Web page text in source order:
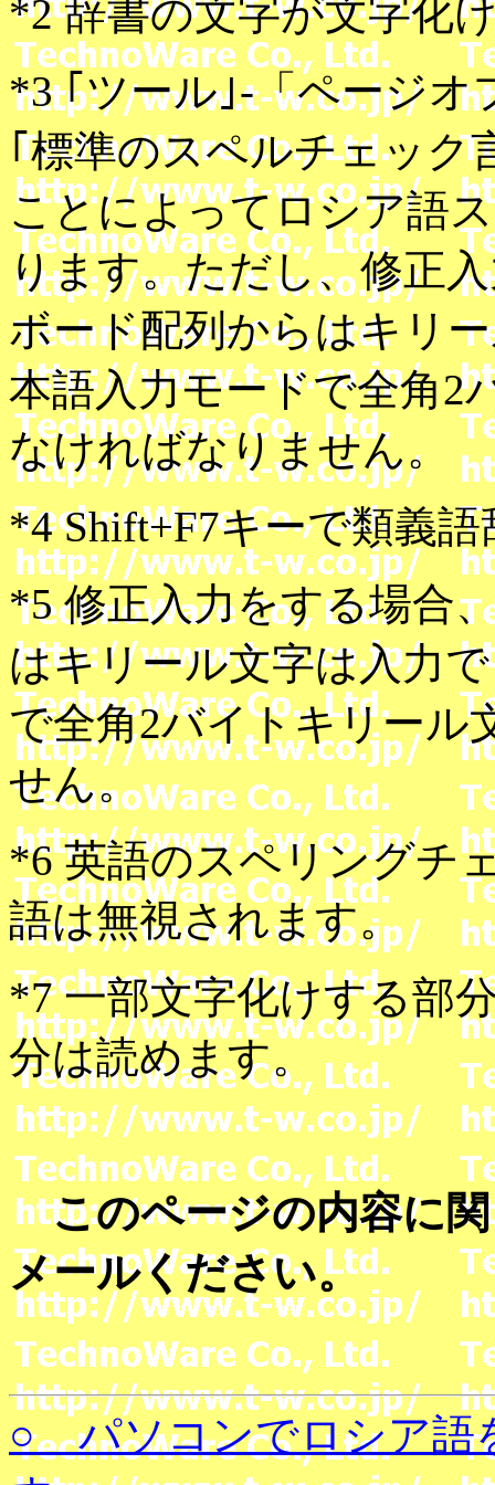
*2 辞書の文字が文字化
*3 ｢ツール｣-「ページオ
｢標準のスペルチェック
ことによってロシア語
ります。ただし、修正
ボード配列からはキリ
本語入力モードで全角2
なければなりません。
*4 Shift+F7キーで類義
*5 修正入力をする場合
はキリール文字は入力
で全角2バイトキリール
せん。
*6 英語のスペリングチ
語は無視されます。
*7 一部文字化けする部
分は読めます。
このページの内容に関
メールください。
○ パソコンでロシア語